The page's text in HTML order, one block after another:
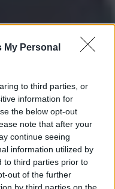
My Personal
to third parties, or
information for
the below opt-out
note that after your
continue seeing
information utilized by
to third parties prior to
out of the further